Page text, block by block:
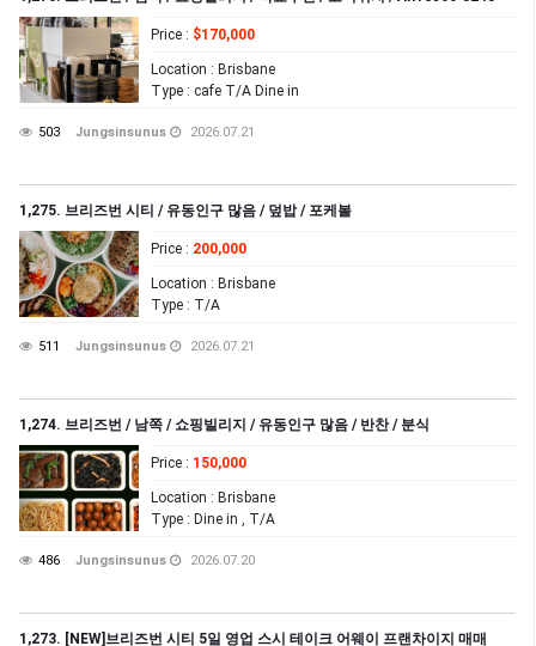
Price : $170,000
Location : Brisbane
Type : cafe T/A Dine in
503 Jungsinsunus 2026.07.21
1,275. 브리즈번 시티 / 유동인구 많음 / 덮밥 / 포케볼
Price : 200,000
Location : Brisbane
Type : T/A
511 Jungsinsunus 2026.07.21
1,274. 브리즈번 / 남쪽 / 쇼핑빌리지 / 유동인구 많음 / 반찬 / 분식
Price : 150,000
Location : Brisbane
Type : Dine in , T/A
486 Jungsinsunus 2026.07.20
1,273. [NEW]브리즈번 시티 5일 영업 스시 테이크 어웨이 프랜차이지 매매